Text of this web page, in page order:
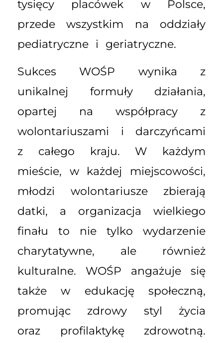
tysięcy placówek w Polsce,
przede wszystkim na oddziały
pediatryczne i geriatryczne.
Sukces WOŚP wynika z
unikalnej formuły działania,
opartej na współpracy z
wolontariuszami i darczyńcami
z całego kraju. W każdym
mieście, w każdej miejscowości,
młodzi wolontariusze zbierają
datki, a organizacja wielkiego
finału to nie tylko wydarzenie
charytatywne, ale również
kulturalne. WOŚP angażuje się
także w edukację społeczną,
promując zdrowy styl życia
oraz profilaktykę zdrowotną.